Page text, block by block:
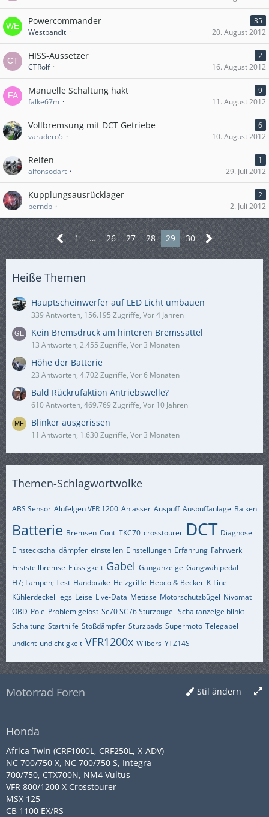
Powercommander
35
Westbandit
20. August 2012
HISS-Aussetzer
2
CTRolf
16. August 2012
Manuelle Schaltung hakt
9
falke67m
11. August 2012
Vollbremsung mit DCT Getriebe
6
varadero5
10. August 2012
Reifen
1
alfonsodart
29. Juli 2012
Kupplungsausrücklager
2
berndb
2. Juli 2012
1 … 26 27 28 29 30
Heiße Themen
Hauptscheinwerfer auf LED Licht umbauen
339 Antworten, 156.195 Zugriffe, Vor 4 Jahren
Kein Bremsdruck am hinteren Bremssattel
13 Antworten, 2.455 Zugriffe, Vor 3 Monaten
Höhe der Batterie
23 Antworten, 4.702 Zugriffe, Vor 6 Monaten
Bald Rückrufaktion Antriebswelle?
610 Antworten, 469.769 Zugriffe, Vor 10 Jahren
Blinker ausgerissen
11 Antworten, 1.630 Zugriffe, Vor 3 Monaten
Themen-Schlagwortwolke
ABS Sensor Alufelgen VFR 1200 Anlasser Auspuff Auspuffanlage Balken
Batterie Bremsen Conti TKC70 crosstourer DCT Diagnose
Einsteckschalldämpfer einstellen Einstellungen Erfahrung Fahrwerk
Feststellbremse Flüssigkeit Gabel Ganganzeige Gangwählpedal
H7; Lampen; Test Handbrake Heizgriffe Hepco & Becker K-Line
Kühlerdeckel legs Leise Live-Data Metisse Motorschutzbügel Nivomat
OBD Pole Problem gelöst Sc70 SC76 Sturzbügel Schaltanzeige blinkt
Schaltung Starthilfe Stoßdämpfer Sturzpads Supermoto Telegabel
undicht undichtigkeit VFR1200x Wilbers YTZ14S
Stil ändern
Motorrad Foren
Honda
Africa Twin (CRF1000L, CRF250L, X-ADV)
NC 700/750 X, NC 700/750 S, Integra
700/750, CTX700N, NM4 Vultus
VFR 800/1200 X Crosstourer
MSX 125
CB 1100 EX/RS